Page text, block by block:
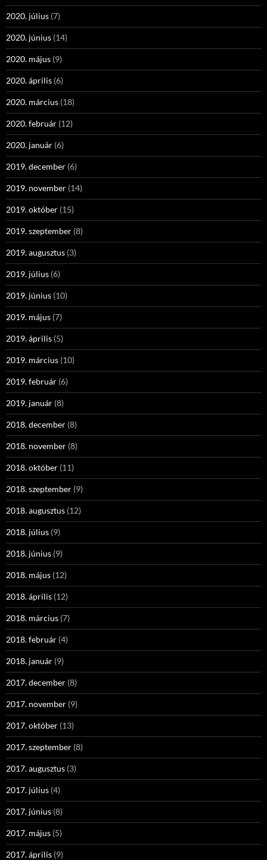
2020. július (7)
2020. június (14)
2020. május (9)
2020. április (6)
2020. március (18)
2020. február (12)
2020. január (6)
2019. december (6)
2019. november (14)
2019. október (15)
2019. szeptember (8)
2019. augusztus (3)
2019. július (6)
2019. június (10)
2019. május (7)
2019. április (5)
2019. március (10)
2019. február (6)
2019. január (8)
2018. december (8)
2018. november (8)
2018. október (11)
2018. szeptember (9)
2018. augusztus (12)
2018. július (9)
2018. június (9)
2018. május (12)
2018. április (12)
2018. március (7)
2018. február (4)
2018. január (9)
2017. december (8)
2017. november (9)
2017. október (13)
2017. szeptember (8)
2017. augusztus (3)
2017. július (4)
2017. június (8)
2017. május (5)
2017. április (9)